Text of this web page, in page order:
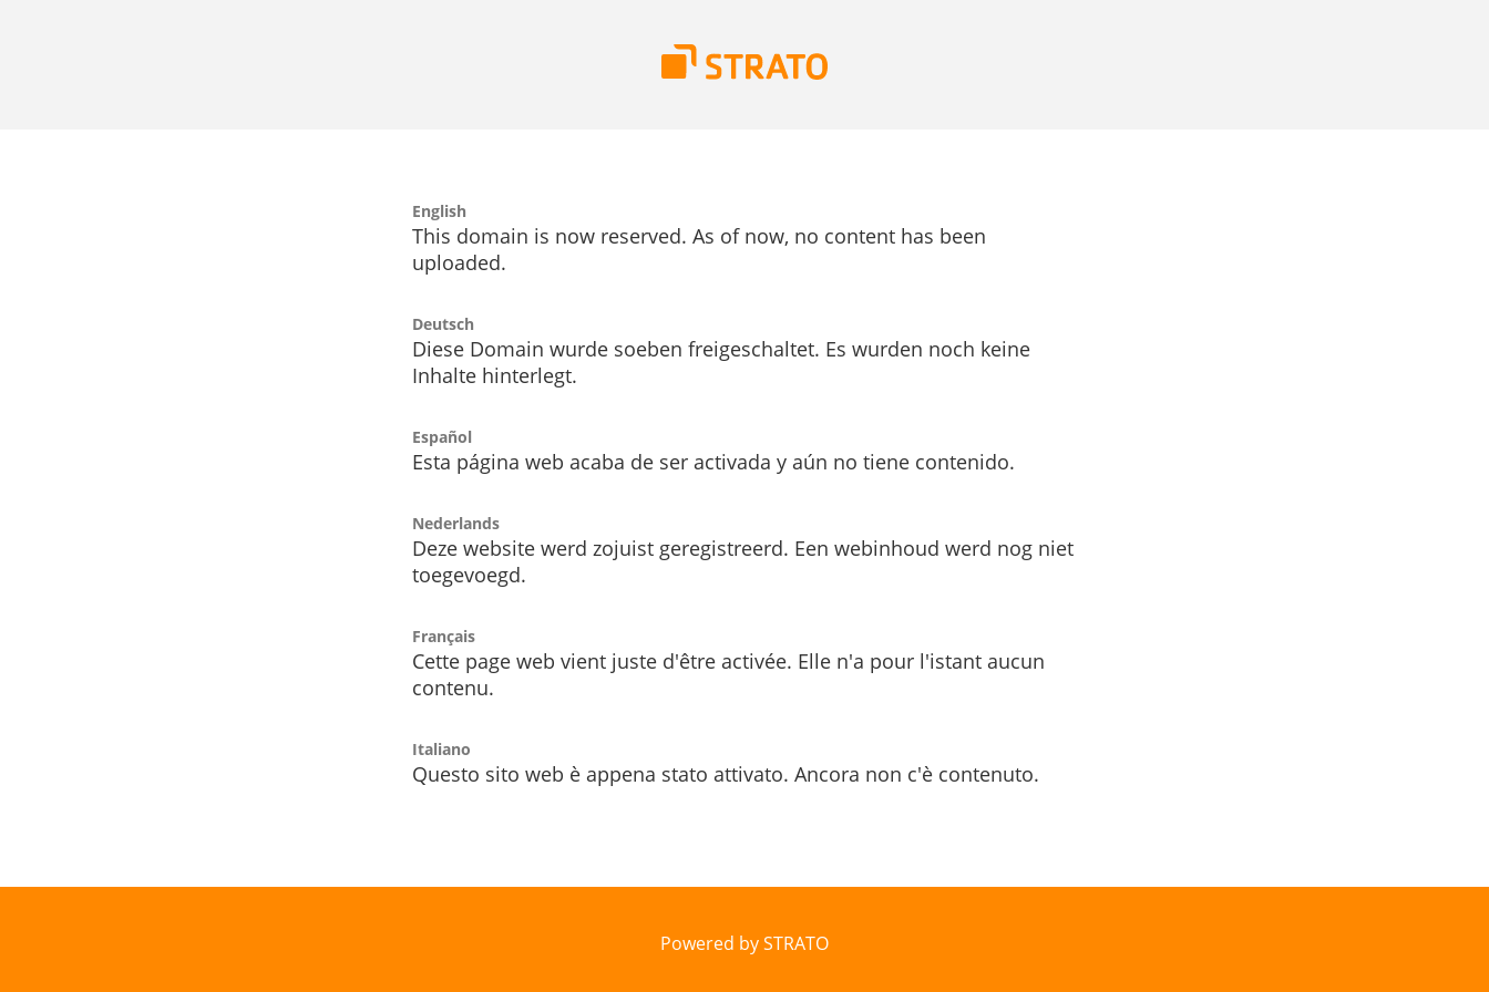
English
This domain is now reserved. As of now, no content has been
uploaded.
Deutsch
Diese Domain wurde soeben freigeschaltet. Es wurden noch keine
Inhalte hinterlegt.
Español
Esta página web acaba de ser activada y aún no tiene contenido.
Nederlands
Deze website werd zojuist geregistreerd. Een webinhoud werd nog niet
toegevoegd.
Français
Cette page web vient juste d'être activée. Elle n'a pour l'istant aucun
contenu.
Italiano
Questo sito web è appena stato attivato. Ancora non c'è contenuto.
Powered by STRATO